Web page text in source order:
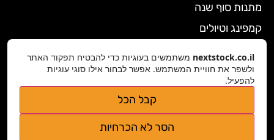
מתנות סוף שנה
קמפינג וטיולים
גאדג'טים
nextstock.co.il@gmail.com
nextstock.co.il משתמשים בעוגיות כדי להבטיח תפקוד האתר
ולשפר את חוויית המשתמש. אפשר לבחור אילו סוגי עוגיות
להפעיל.
קבל הכל
הסר לא הכרחיות